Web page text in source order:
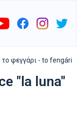
το φεγγάρι - to fengári
"la luna"